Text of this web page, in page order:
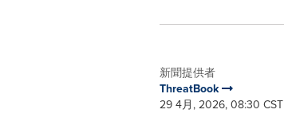
新聞提供者
ThreatBook
29 4月, 2026, 08:30 CST